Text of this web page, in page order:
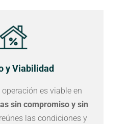
y Viabilidad
es viable en
sin compromiso y sin
las condiciones y